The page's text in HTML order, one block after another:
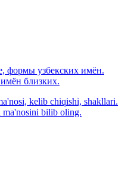
формы узбекских имён.
близких.
kelib chiqishi, shakllari.
bilib oling.